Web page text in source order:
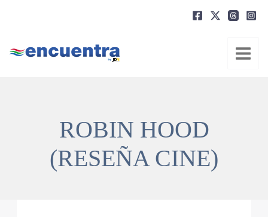
ROBIN HOOD
(RESEÑA CINE)